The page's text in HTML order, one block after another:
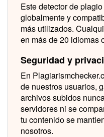
Este detector de
globalmente y
más utilizados.
en más de 20 idiomas
Seguridad y
En
de nuestros usuarios,
archivos subidos
servidores ni se
tu contenido se
nosotros.